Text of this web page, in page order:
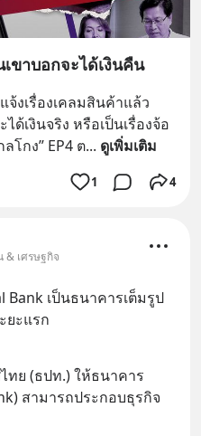
เขาบอกจะได้เงินคืน
งเรื่องเคลมสินค้าแล้ว
ด้เงินจริง หรือเป็นเรื่องจ้อ
โกง” EP4 ต... ดูเพิ่มเติม
1 4
& เศรษฐกิจ
เป็นธนาคารเต็มรูป
ยะแรก
ทย (ธปท.) ให้ธนาคาร
สามารถประกอบธุรกิจ